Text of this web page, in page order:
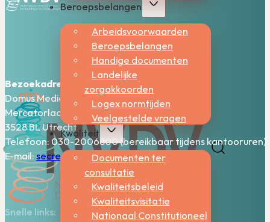
Beroepsbelangen
Arbeidsvoorwaarden
Beroepsbelangen
Handige documenten
Landelijke
zorgakkoorden
Logex normtijden
Veelgestelde vragen
Kwaliteit
Documenten ter
consultatie
Kwaliteitsbeleid
Kwaliteitsvisitatie
Nationaal Constitutioneel
Bezoekadres:
Domus Medica – 5e verdieping
Mercatorlaan 1200
3528 BL Utrecht
Telefoon: 030-2006800 (bereikbaar tijdens kantooruren)
E-mail:secretariaat@nvdv.nl
Snelle links: